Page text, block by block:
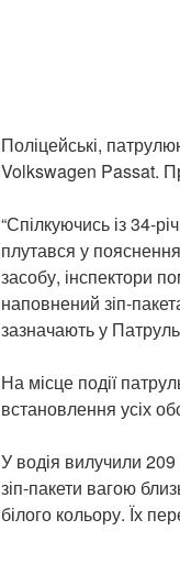
Поліцейські,
Volkswagen Passat.
“Спілкуючись із 34-
плутався у
засобу, інспектори
наповнений зіп-
зазначають у
На місце події
встановлення усіх
У водія вилучили
зіп-пакети вагою
білого кольору. Їх